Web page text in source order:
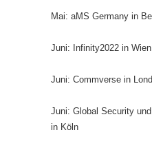
Mai: aMS Germany in
Juni: Infinity2022 in Wien
Juni: Commverse in
Juni: Global Security
in Köln